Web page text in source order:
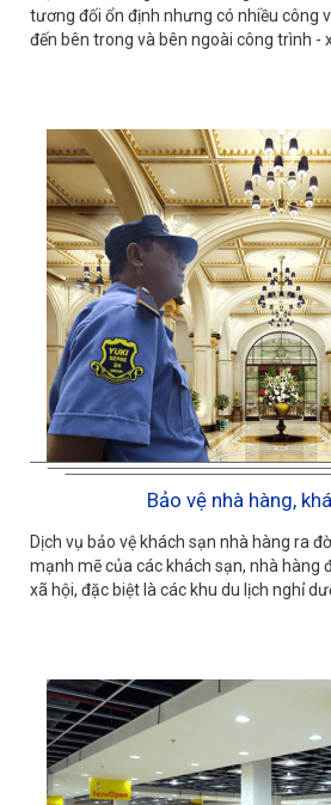
tương đối ổn định nhưng có nhiều công
đến bên trong và bên ngoài công trình -
Bảo vệ nhà hàng,
Dịch vụ bảo vệ khách sạn nhà hàng ra
mạnh mẽ của các khách sạn, nhà hàng
xã hội, đặc biệt là các khu du lịch nghỉ